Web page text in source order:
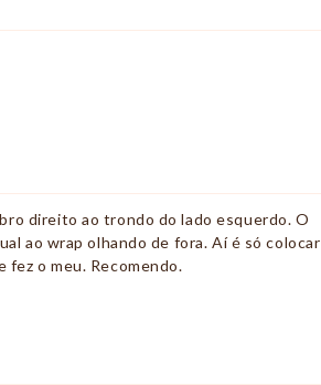
direito ao trondo do lado esquerdo. O
ao wrap olhando de fora. Aí é só colocar
fez o meu. Recomendo.